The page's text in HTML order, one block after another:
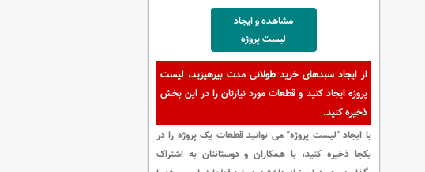
مشاهده و ایجاد
لیست پروژه
از ایجاد سبدهای خرید طولانی مدت بپرهیزید، لیست
پروژه ایجاد کنید و قطعات مورد نیازتان را در این بخش
ذخیره کنید.
با ایجاد "لیست پروژه" می توانید قطعات یک پروژه را در
یکجا ذخیره کنید، با همکاران و دوستانتان به اشتراک